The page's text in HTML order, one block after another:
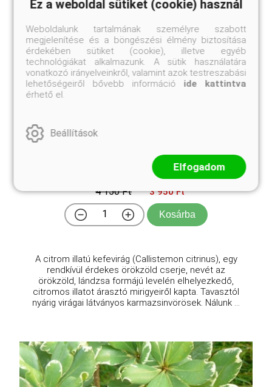
Callistemon citrinus
4 150 Ft
Online ár
3 950 Ft
Kosárba
A citrom illatú kefevirág (Callistemon citrinus), egy
rendkívül érdekes örökzöld cserje, nevét az
örökzöld, lándzsa formájú levelén elhelyezkedő,
citromos illatot árasztó mirigyeiről kapta. Tavasztól
nyárig virágai látványos karmazsinvörösek. Nálunk ...
Ez a weboldal sütiket (cookie) használ
Weboldalunk tartalmának személyre szabott
megjelenítése és a böngészési élmény biztosítása
érdekében sütiket (cookie), illetve egyéb
technológiákat alkalmazunk. A sütik használatára
vonatkozó irányelveinkről, valamint azok testreszabási
lehetőségeiről bővebb információ ide kattintva
érhető el.
Beállítások
Elfogadom